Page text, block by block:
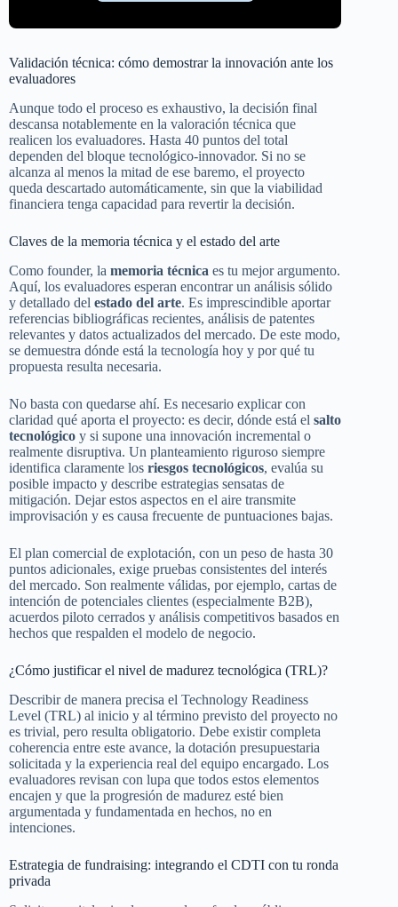
Validación técnica: cómo demostrar la innovación ante los
evaluadores
Aunque todo el proceso es exhaustivo, la decisión final
descansa notablemente en la valoración técnica que
realicen los evaluadores. Hasta 40 puntos del total
dependen del bloque tecnológico-innovador. Si no se
alcanza al menos la mitad de ese baremo, el proyecto
queda descartado automáticamente, sin que la viabilidad
financiera tenga capacidad para revertir la decisión.
Claves de la memoria técnica y el estado del arte
Como founder, la memoria técnica es tu mejor argumento.
Aquí, los evaluadores esperan encontrar un análisis sólido
y detallado del estado del arte. Es imprescindible aportar
referencias bibliográficas recientes, análisis de patentes
relevantes y datos actualizados del mercado. De este modo,
se demuestra dónde está la tecnología hoy y por qué tu
propuesta resulta necesaria.
No basta con quedarse ahí. Es necesario explicar con
claridad qué aporta el proyecto: es decir, dónde está el salto
tecnológico y si supone una innovación incremental o
realmente disruptiva. Un planteamiento riguroso siempre
identifica claramente los riesgos tecnológicos, evalúa su
posible impacto y describe estrategias sensatas de
mitigación. Dejar estos aspectos en el aire transmite
improvisación y es causa frecuente de puntuaciones bajas.
El plan comercial de explotación, con un peso de hasta 30
puntos adicionales, exige pruebas consistentes del interés
del mercado. Son realmente válidas, por ejemplo, cartas de
intención de potenciales clientes (especialmente B2B),
acuerdos piloto cerrados y análisis competitivos basados en
hechos que respalden el modelo de negocio.
¿Cómo justificar el nivel de madurez tecnológica (TRL)?
Describir de manera precisa el Technology Readiness
Level (TRL) al inicio y al término previsto del proyecto no
es trivial, pero resulta obligatorio. Debe existir completa
coherencia entre este avance, la dotación presupuestaria
solicitada y la experiencia real del equipo encargado. Los
evaluadores revisan con lupa que todos estos elementos
encajen y que la progresión de madurez esté bien
argumentada y fundamentada en hechos, no en
intenciones.
Estrategia de fundraising: integrando el CDTI con tu ronda
privada